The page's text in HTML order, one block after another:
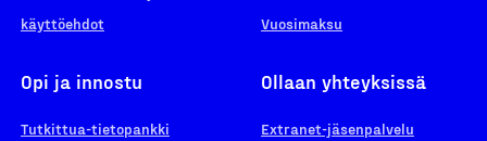
käyttöehdot
Vuosimaksu
Opi ja innostu
Tutkittua-tietopankki
Ollaan yhteyksissä
Extranet-jäsenpalvelu